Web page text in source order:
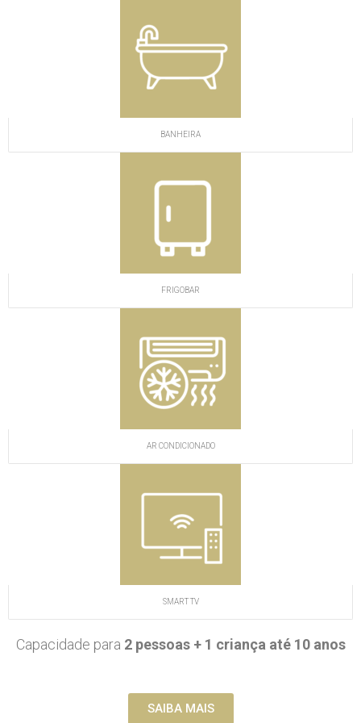
BANHEIRA
FRIGOBAR
AR CONDICIONADO
SMART TV
Capacidade para 2 pessoas + 1 criança até 10 anos
SAIBA MAIS